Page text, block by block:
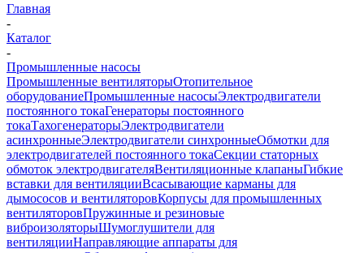
Главная
-
Каталог
-
Промышленные насосы
Промышленные вентиляторыОтопительное
оборудованиеПромышленные насосыЭлектродвигатели
постоянного токаГенераторы постоянного
токаТахогенераторыЭлектродвигатели
асинхронныеЭлектродвигатели синхронныеОбмотки для
электродвигателей постоянного токаСекции статорных
обмоток электродвигателяВентиляционные клапаныГибкие
вставки для вентиляцииВсасывающие карманы для
дымососов и вентиляторовКорпусы для промышленных
вентиляторовПружинные и резиновые
виброизоляторыШумоглушители для
вентиляцииНаправляющие аппараты для